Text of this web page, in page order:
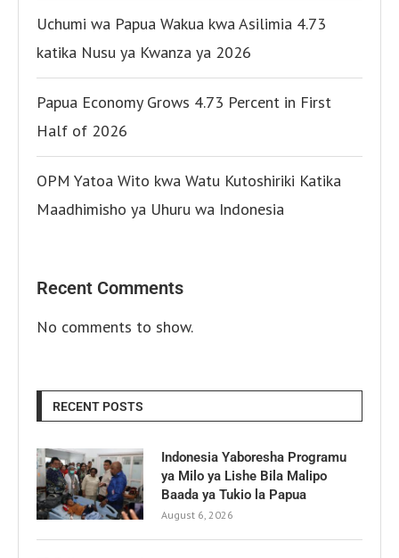
Uchumi wa Papua Wakua kwa Asilimia 4.73
katika Nusu ya Kwanza ya 2026
Papua Economy Grows 4.73 Percent in First
Half of 2026
OPM Yatoa Wito kwa Watu Kutoshiriki Katika
Maadhimisho ya Uhuru wa Indonesia
Recent Comments
No comments to show.
RECENT POSTS
Indonesia Yaboresha Programu
ya Milo ya Lishe Bila Malipo
Baada ya Tukio la Papua
August 6, 2026